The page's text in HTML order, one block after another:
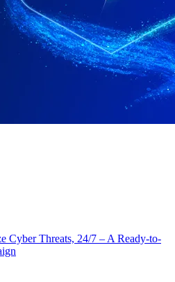
Cyber Threats, 24/7 – A Ready-to-